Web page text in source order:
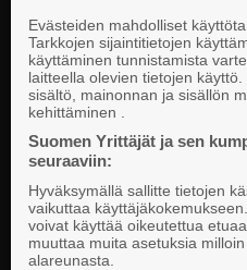
Valtakunnallista, alueellista
vaikuttamista pk-yrittäjien
Evästeiden mahdolliset
Tarkkojen sijaintitietojen
käyttäminen tunnistamista
laitteella olevien tietojen
sisältö, mainonnan ja sisällön
kehittäminen .
Suomen Yrittäjät ja sen
seuraaviin:
Hyväksymällä sallitte tietojen
vaikuttaa
voivat käyttää oikeutettua
muuttaa muita asetuksia
alareunasta.